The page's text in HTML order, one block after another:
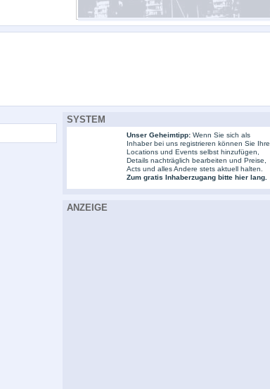
SYSTEM
Unser Geheimtipp:Wenn Sie sich als
Inhaber bei uns registrieren können Sie Ihre
Locations und Events selbst hinzufügen,
Details nachträglich bearbeiten und Preise,
Acts und alles Andere stets aktuell halten.
Zum gratis Inhaberzugang bitte hier lang.
ANZEIGE